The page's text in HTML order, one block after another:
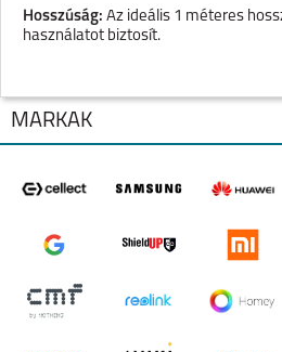
Hosszúság: Az ideális 1 méteres
használatot biztosít.
MÁRKÁK